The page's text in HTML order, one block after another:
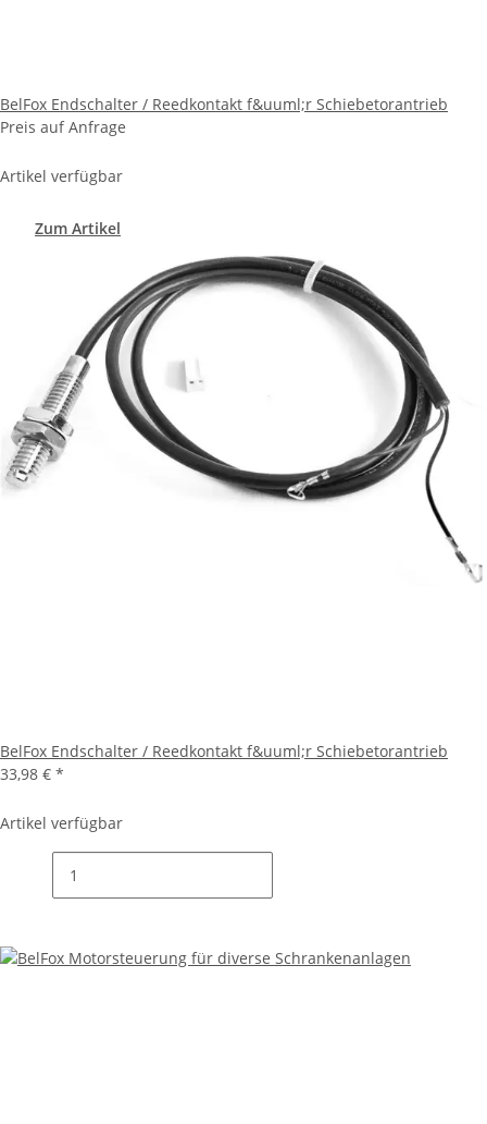
BelFox Endschalter / Reedkontakt f&uuml;r Schiebetorantrieb
Preis auf Anfrage
Artikel verfügbar
Zum Artikel
BelFox Endschalter / Reedkontakt f&uuml;r Schiebetorantrieb
33,98 € *
Artikel verfügbar